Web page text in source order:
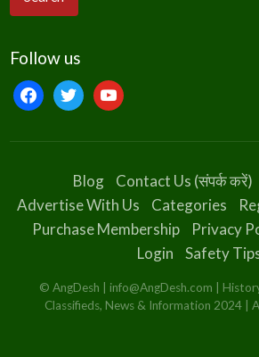
Follow us
facebooktwitteryoutube
Blog Contact Us (संपर्क करें)
Advertise With Us
Categories
Purchase Membership
Privacy
Login
Safety
© AngDesh | info@AngDesh.com |
Classifieds, News & Information 2024 |